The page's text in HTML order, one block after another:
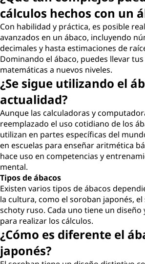
cálculos hechos con un
Con habilidad y práctica, es posible
avanzados en un ábaco, incluyendo
decimales y hasta estimaciones de
Dominando el ábaco, puedes llevar
matemáticas a nuevos niveles.
¿Se sigue utilizando el
actualidad?
Aunque las calculadoras y
reemplazado el uso cotidiano de los
utilizan en partes específicas del
en escuelas para enseñar aritmética
hace uso en competencias y
mental.
Tipos de ábacos
Existen varios tipos de ábacos
la cultura, como el soroban japonés,
schoty ruso. Cada uno tiene un diseño
para realizar los cálculos.
¿Cómo es diferente el
japonés?